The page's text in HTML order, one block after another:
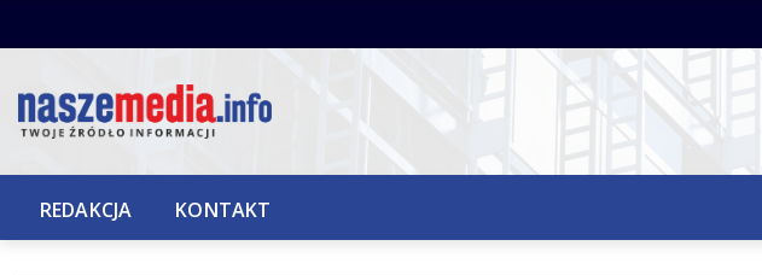
do
REDAKCJA KONTAKT